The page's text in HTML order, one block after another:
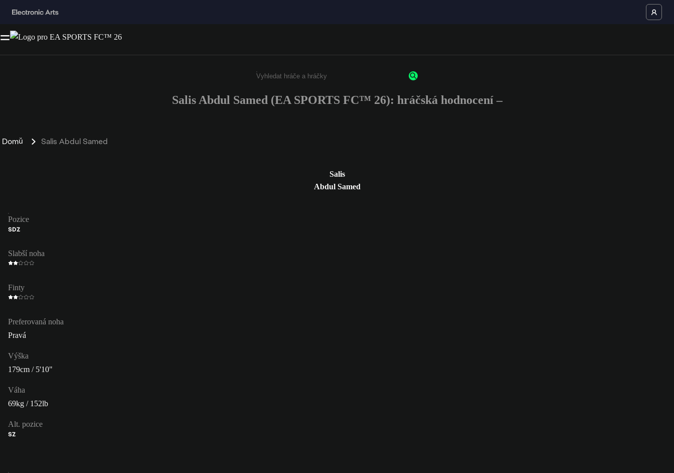
Enter a minimum of 3 characters or numbers
Salis Abdul Samed (EA SPORTS FC™ 26): hráčská hodnocení –
Domů Salis Abdul Samed
Salis
Abdul Samed
Pozice
SDZ
Slabší noha
Finty
Preferovaná noha
Pravá
Výška
179cm / 5'10"
Váha
69kg / 152lb
Alt. pozice
SZ